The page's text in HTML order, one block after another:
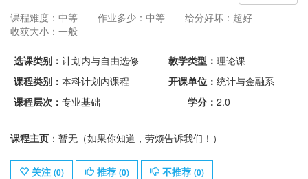
课程难度：中等
作业多少：中等
给分好坏：超好
收获大小：一般
选课类别： 计划内与自由选修 教学类型： 理论课
课程类别： 本科计划内课程 开课单位： 统计与金融系
课程层次： 专业基础 学分： 2.0
课程主页 ：暂无（如果你知道，劳烦告诉我们！）
关注 (0) 推荐 (0) 不推荐 (0)